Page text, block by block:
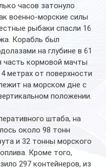
часов затонуло
военно-морские силы
рыбаки спасли 16
Корабль был
на глубине в 61
часть кормовой мачты
метрах от поверхности
на морском дне с
положении.
штаба, на
около 98 тонн
и 32 тонны морского
Кроме того,
297 контейнеров, из